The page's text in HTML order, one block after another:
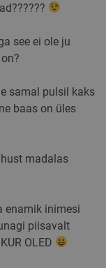
see ei ole ju
samal pulsil kaks
baas on üles
madalas
enamik inimesi
piisavalt
OLED